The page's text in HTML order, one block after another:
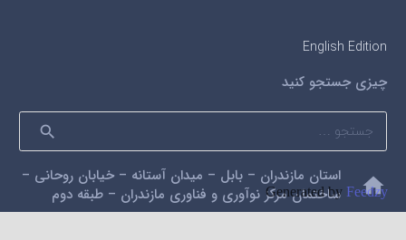
English Edition
چیزی جستجو کنید
جستجو
برای:
home
استان مازندران – بابل – میدان آستانه – خیابان روحانی –
ساختمان مرکز نوآوری و فناوری مازندران – طبقه دوم
Generated by Feedzy